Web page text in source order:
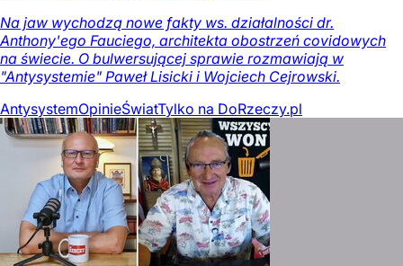
Na jaw wychodzą nowe fakty ws. działalności dr.
Anthony'ego Fauciego, architekta obostrzeń covidowych
na świecie. O bulwersującej sprawie rozmawiają w
"Antysystemie" Paweł Lisicki i Wojciech Cejrowski.
AntysystemOpinieŚwiatTylko na DoRzeczy.pl